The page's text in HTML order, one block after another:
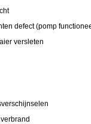
defect (pomp
versleten